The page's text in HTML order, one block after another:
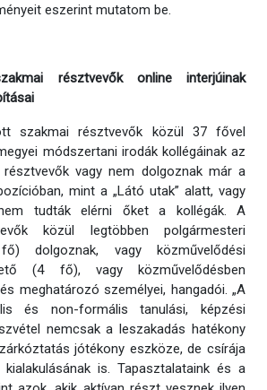
eszerint mutatom be.
résztvevők online interjúinak
szakmai résztvevők közül 37 fővel
módszertani irodák kollégáinak az
vagy nem dolgoznak már a
mint a „Látó utak” alatt, vagy
tudták elérni őket a kollégák. A
közül legtöbben polgármesteri
dolgoznak, vagy közművelődési
(4 fő), vagy közművelődésben
meghatározó személyei, hangadói. „A
és non-formális tanulási, képzési
nemcsak a leszakadás hatékony
jótékony eszköze, de csírája
is. Tapasztalataink és a